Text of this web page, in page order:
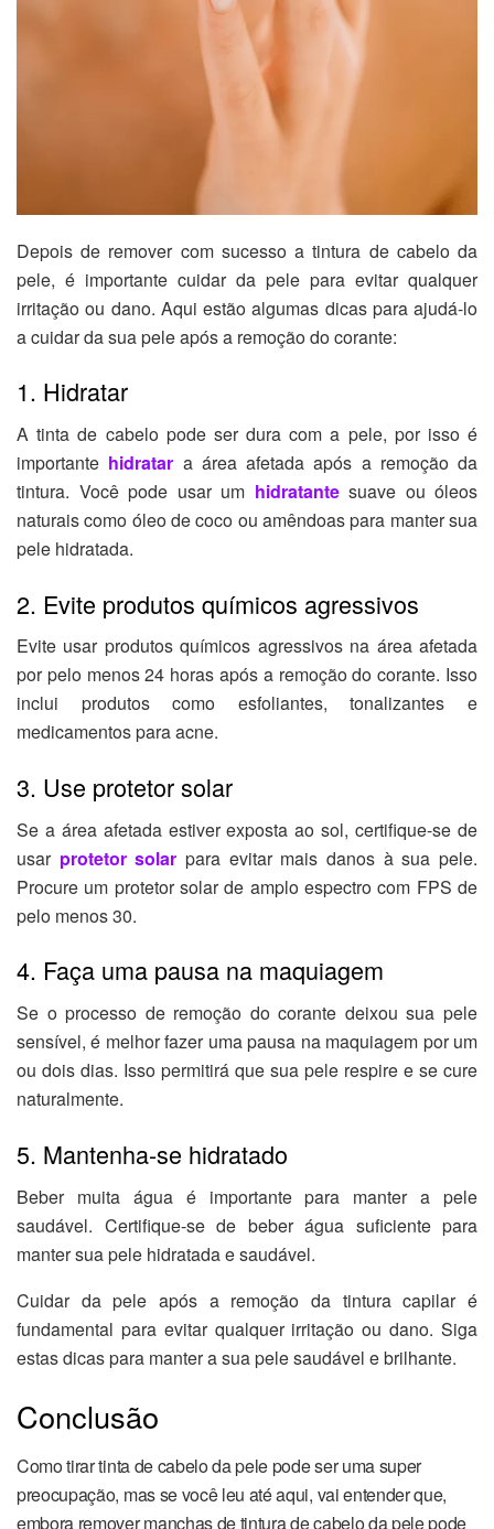
Depois de remover com sucesso a tintura de cabelo da
pele, é importante cuidar da pele para evitar qualquer
irritação ou dano. Aqui estão algumas dicas para ajudá-lo
a cuidar da sua pele após a remoção do corante:
1. Hidratar
A tinta de cabelo pode ser dura com a pele, por isso é
importante hidratar a área afetada após a remoção da
tintura. Você pode usar um hidratantesuave ou óleos
naturais como óleo de coco ou amêndoas para manter sua
pele hidratada.
2. Evite produtos químicos agressivos
Evite usar produtos químicos agressivos na área afetada
por pelo menos 24 horas após a remoção do corante. Isso
inclui produtos como esfoliantes, tonalizantes e
medicamentos para acne.
3. Use protetor solar
Se a área afetada estiver exposta ao sol, certifique-se de
usar protetor solar para evitar mais danos à sua pele.
Procure um protetor solar de amplo espectro com FPS de
pelo menos 30.
4. Faça uma pausa na maquiagem
Se o processo de remoção do corante deixou sua pele
sensível, é melhor fazer uma pausa na maquiagem por um
ou dois dias. Isso permitirá que sua pele respire e se cure
naturalmente.
5. Mantenha-se hidratado
Beber muita água é importante para manter a pele
saudável. Certifique-se de beber água suficiente para
manter sua pele hidratada e saudável.
Cuidar da pele após a remoção da tintura capilar é
fundamental para evitar qualquer irritação ou dano. Siga
estas dicas para manter a sua pele saudável e brilhante.
Conclusão
Como tirar tinta de cabelo da pele pode ser uma super
preocupação, mas se você leu até aqui, vai entender que,
embora remover manchas de tintura de cabelo da pele pode